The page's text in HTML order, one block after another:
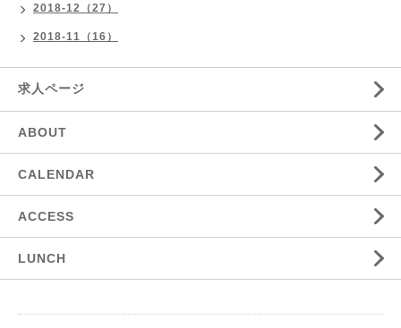
2018-12（27）
2018-11（16）
求人ページ
ABOUT
CALENDAR
ACCESS
LUNCH